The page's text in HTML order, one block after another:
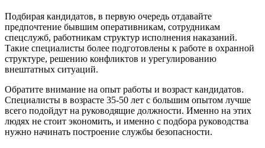
Подбирая кандидатов, в первую очередь отдавайте
предпочтение бывшим оперативникам, сотрудникам
спецслужб, работникам структур исполнения наказаний.
Такие специалисты более подготовлены к работе в охранной
структуре, решению конфликтов и урегулированию
внештатных ситуаций.
Обратите внимание на опыт работы и возраст кандидатов.
Специалисты в возрасте 35-50 лет с большим опытом лучше
всего подойдут на руководящие должности. Именно на этих
людях не стоит экономить, и именно с подбора руководства
нужно начинать построение службы безопасности.